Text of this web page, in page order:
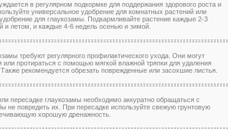
в регулярном подкормке для поддержания здорового роста и
универсальное удобрение для комнатных растений или
для глаукозамы. Подкармливайте растение каждые 2-3
и летом, и каждые 4-6 недель осенью и зимой.
требуют регулярного профилактического ухода. Они могут
или протираться с помощью мягкой влажной тряпки для удаления
рекомендуется обрезать поврежденные или засохшие листья.
пересадке глаукозамы необходимо аккуратно обращаться с
не повредить их. При пересадке используйте свежую грунтовую
хорошую дренажность.